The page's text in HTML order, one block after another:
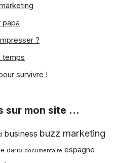
papa
?
temps
survivre !
sur mon site …
business buzz marketing
dario documentaire espagne